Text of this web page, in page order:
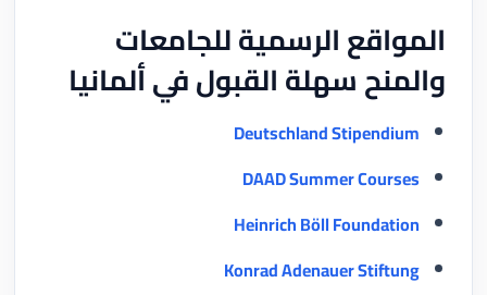
المواقع الرسمية للجامعات
والمنح سهلة القبول في ألمانيا
Deutschland Stipendium
DAAD Summer Courses
Heinrich Böll Foundation
Konrad Adenauer Stiftung